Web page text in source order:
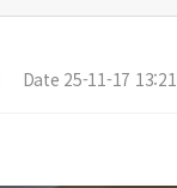
Date 25-11-17 13:21